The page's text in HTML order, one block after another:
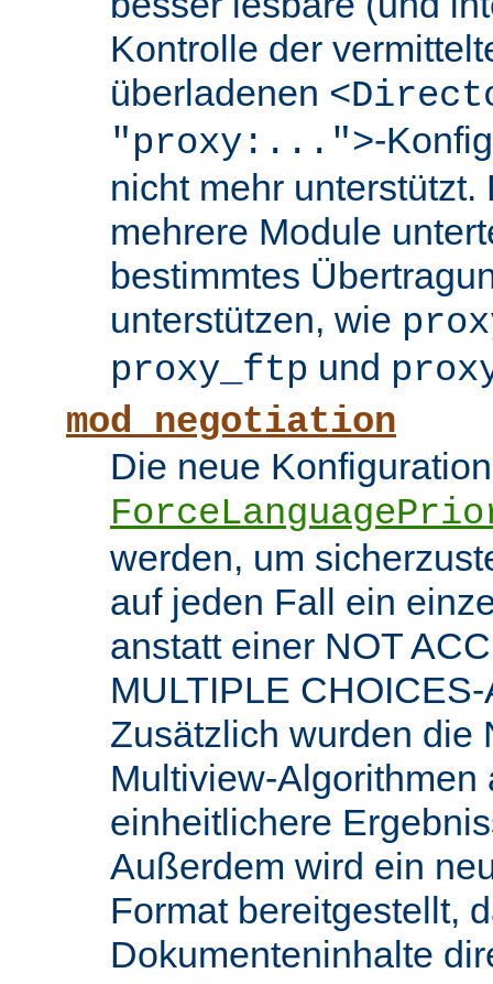
Kontrolle der
überladenen
"proxy:...">-
nicht mehr
mehrere Module
bestimmtes
unterstützen, wie
proxy_ftp und
mod_negotiation
Die neue
werden, um
auf jeden Fall ein
anstatt einer NOT
MULTIPLE
Zusätzlich wurden die
Multiview-Algorithmen
einheitlichere
Außerdem wird ein
Format bereitgestellt,
Dokumenteninhalte